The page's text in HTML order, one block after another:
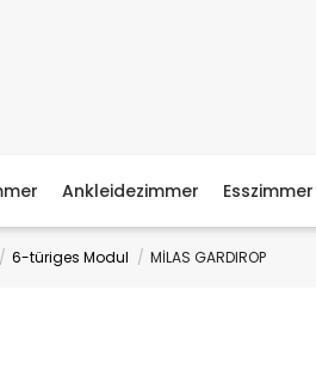
Ankleidezimmer Esszimmer
6-türiges Modul MİLAS GARDIROP